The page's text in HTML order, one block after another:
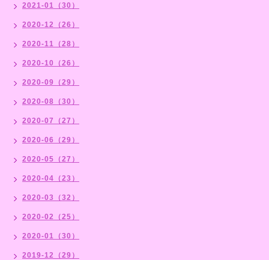
2021-01（30）
2020-12（26）
2020-11（28）
2020-10（26）
2020-09（29）
2020-08（30）
2020-07（27）
2020-06（29）
2020-05（27）
2020-04（23）
2020-03（32）
2020-02（25）
2020-01（30）
2019-12（29）